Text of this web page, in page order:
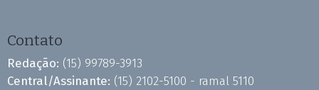
Contato
Redação: (15) 99789-3913
Central/Assinante: (15) 2102-5100 - ramal 5110